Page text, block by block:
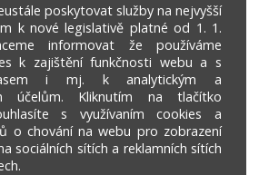
poskytovat služby na nejvyšší
k nové legislativě platné od 1. 1.
informovat že používáme
k zajištění funkčnosti webu a s
i mj. k analytickým a
účelům. Kliknutím na tlačítko
s využívaním cookies a
o chování na webu pro zobrazení
sociálních sítích a reklamních sítích